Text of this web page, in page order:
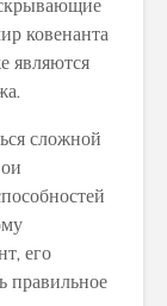
ковенанта
являются
сложной
его
правильное